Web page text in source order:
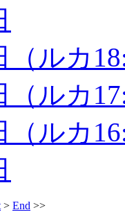
（ルカ
（ルカ
（ルカ
> End >>